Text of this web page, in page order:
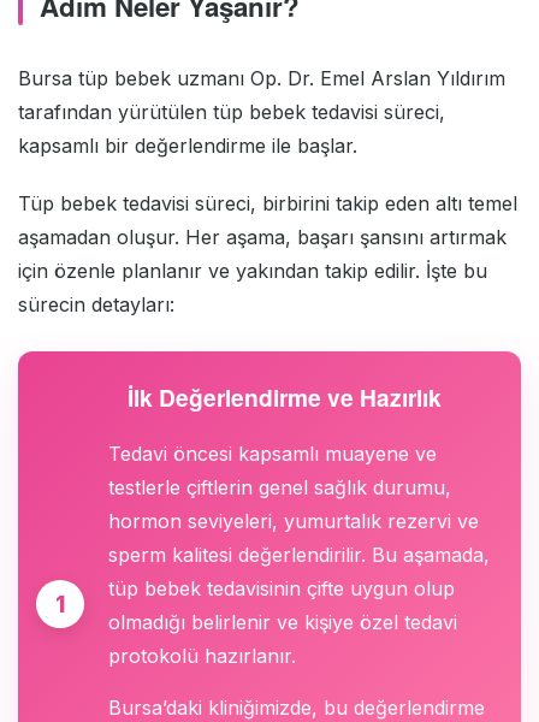
Bursa tüp bebek uzmanı Op. Dr. Emel Arslan Yıldırım
tarafından yürütülen tüp bebek tedavisi süreci,
kapsamlı bir değerlendirme ile başlar.
Tüp bebek tedavisi süreci, birbirini takip eden altı temel
aşamadan oluşur. Her aşama, başarı şansını artırmak
için özenle planlanır ve yakından takip edilir. İşte bu
sürecin detayları:
İlk Değerlendirme ve Hazırlık
Tedavi öncesi kapsamlı muayene ve
testlerle çiftlerin genel sağlık durumu,
hormon seviyeleri, yumurtalık rezervi ve
sperm kalitesi değerlendirilir. Bu aşamada,
tüp bebek tedavisinin çifte uygun olup
olmadığı belirlenir ve kişiye özel tedavi
protokolü hazırlanır.
Bursa’daki kliniğimizde, bu değerlendirme